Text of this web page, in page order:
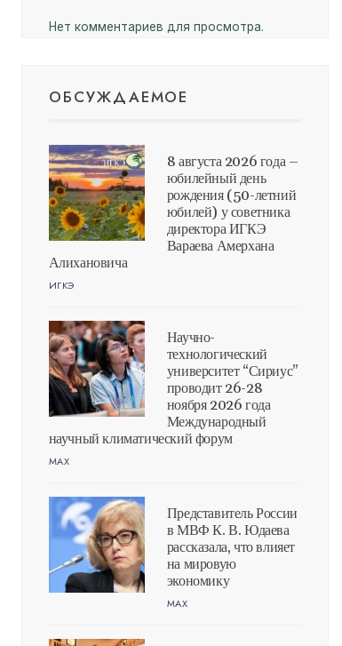
Нет комментариев для просмотра.
ОБСУЖДАЕМОЕ
8 августа 2026 года –
юбилейный день
рождения (50-летний
юбилей) у советника
директора ИГКЭ
Вараева Амерхана
Алихановича
ИГКЭ
Научно-
технологический
университет “Сириус”
проводит 26-28
ноября 2026 года
Международный
научный климатический форум
MAX
Представитель России
в МВФ К. В. Юдаева
рассказала, что влияет
на мировую
экономику
MAX